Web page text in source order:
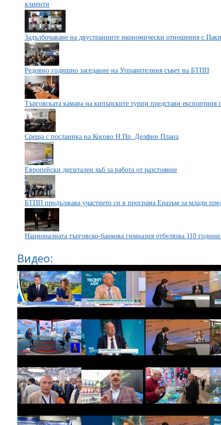
клиенти
Задълбочаване на двустранните икономически отношения с
Редовно годишно заседание на Управителния съвет на БТПП
Търговската камара на кипърските турци представи експортния
Среща с посланика на Косово Н.Пр. Делфин Плана
Европейски дигитален хъб за работа от разстояние
БТПП продължава участието си в програма Еразъм за млади
Националната търговско-банкова гимназия отбелязва 110
Видео: